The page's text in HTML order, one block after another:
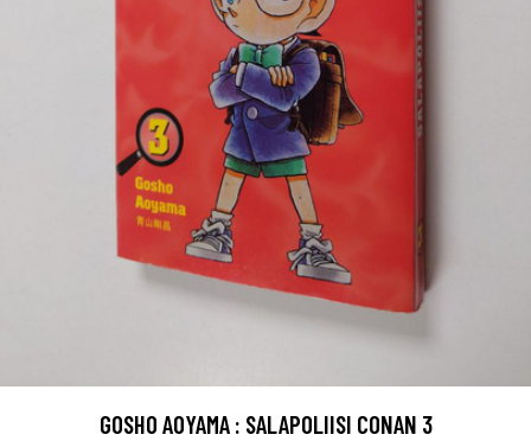
GOSHO AOYAMA : SALAPOLIISI CONAN 3